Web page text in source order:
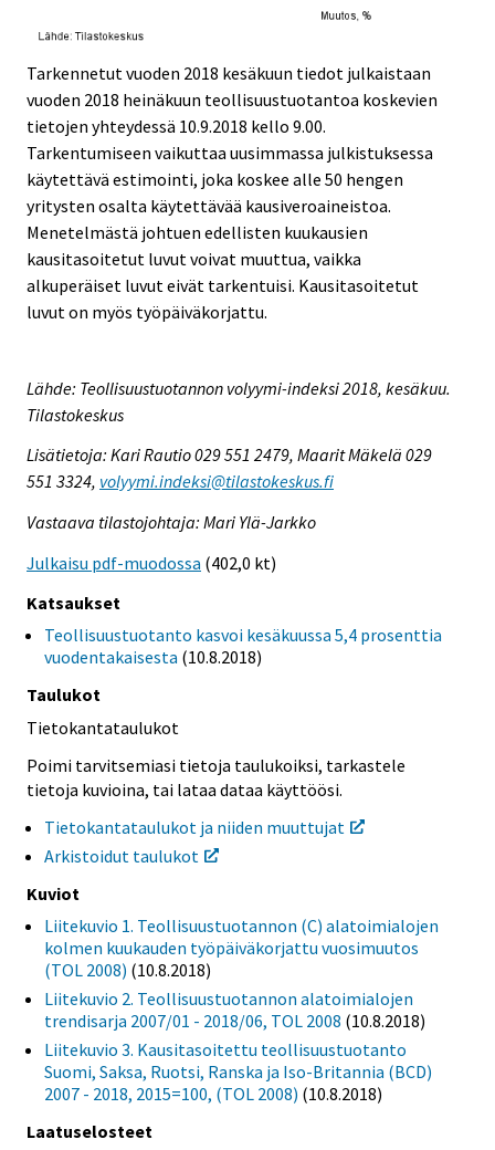
Tarkennetut vuoden 2018 kesäkuun tiedot julkaistaan
vuoden 2018 heinäkuun teollisuustuotantoa koskevien
tietojen yhteydessä 10.9.2018 kello 9.00.
Tarkentumiseen vaikuttaa uusimmassa julkistuksessa
käytettävä estimointi, joka koskee alle 50 hengen
yritysten osalta käytettävää kausiveroaineistoa.
Menetelmästä johtuen edellisten kuukausien
kausitasoitetut luvut voivat muuttua, vaikka
alkuperäiset luvut eivät tarkentuisi. Kausitasoitetut
luvut on myös työpäiväkorjattu.
Lähde: Teollisuustuotannon volyymi-indeksi 2018, kesäkuu.
Tilastokeskus
Lisätietoja: Kari Rautio 029 551 2479, Maarit Mäkelä 029
551 3324, volyymi.indeksi@tilastokeskus.fi
Vastaava tilastojohtaja: Mari Ylä-Jarkko
Julkaisu pdf-muodossa (402,0 kt)
Katsaukset
Teollisuustuotanto kasvoi kesäkuussa 5,4 prosenttia
vuodentakaisesta (10.8.2018)
Taulukot
Tietokantataulukot
Poimi tarvitsemiasi tietoja taulukoiksi, tarkastele
tietoja kuvioina, tai lataa dataa käyttöösi.
Tietokantataulukot ja niiden muuttujat
Arkistoidut taulukot
Kuviot
Liitekuvio 1. Teollisuustuotannon (C) alatoimialojen
kolmen kuukauden työpäiväkorjattu vuosimuutos
(TOL 2008) (10.8.2018)
Liitekuvio 2. Teollisuustuotannon alatoimialojen
trendisarja 2007/01 - 2018/06, TOL 2008 (10.8.2018)
Liitekuvio 3. Kausitasoitettu teollisuustuotanto
Suomi, Saksa, Ruotsi, Ranska ja Iso-Britannia (BCD)
2007 - 2018, 2015=100, (TOL 2008) (10.8.2018)
Laatuselosteet